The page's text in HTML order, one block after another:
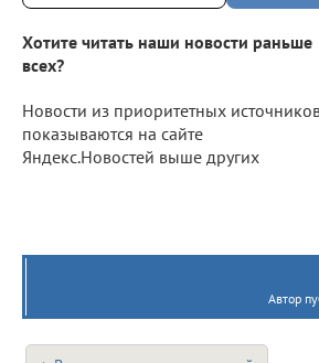
Хотите читать наши новости раньше
всех?
Новости из приоритетных
показываются на сайте
Яндекс.Новостей выше других
Автор